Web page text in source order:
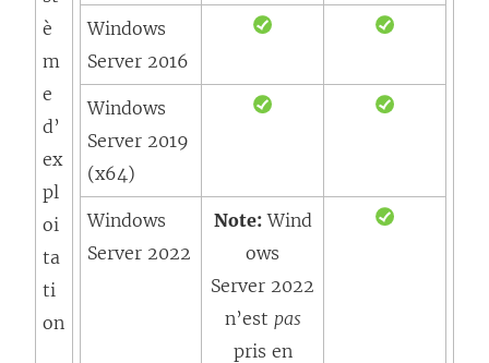
è
m
e
d’
ex
pl
oi
ta
ti
on
Windows
Server 2016
Windows
Server 2019
(x64)
Windows
Server 2022
Note:Wind
ows
Server 2022
n’est pas
pris en